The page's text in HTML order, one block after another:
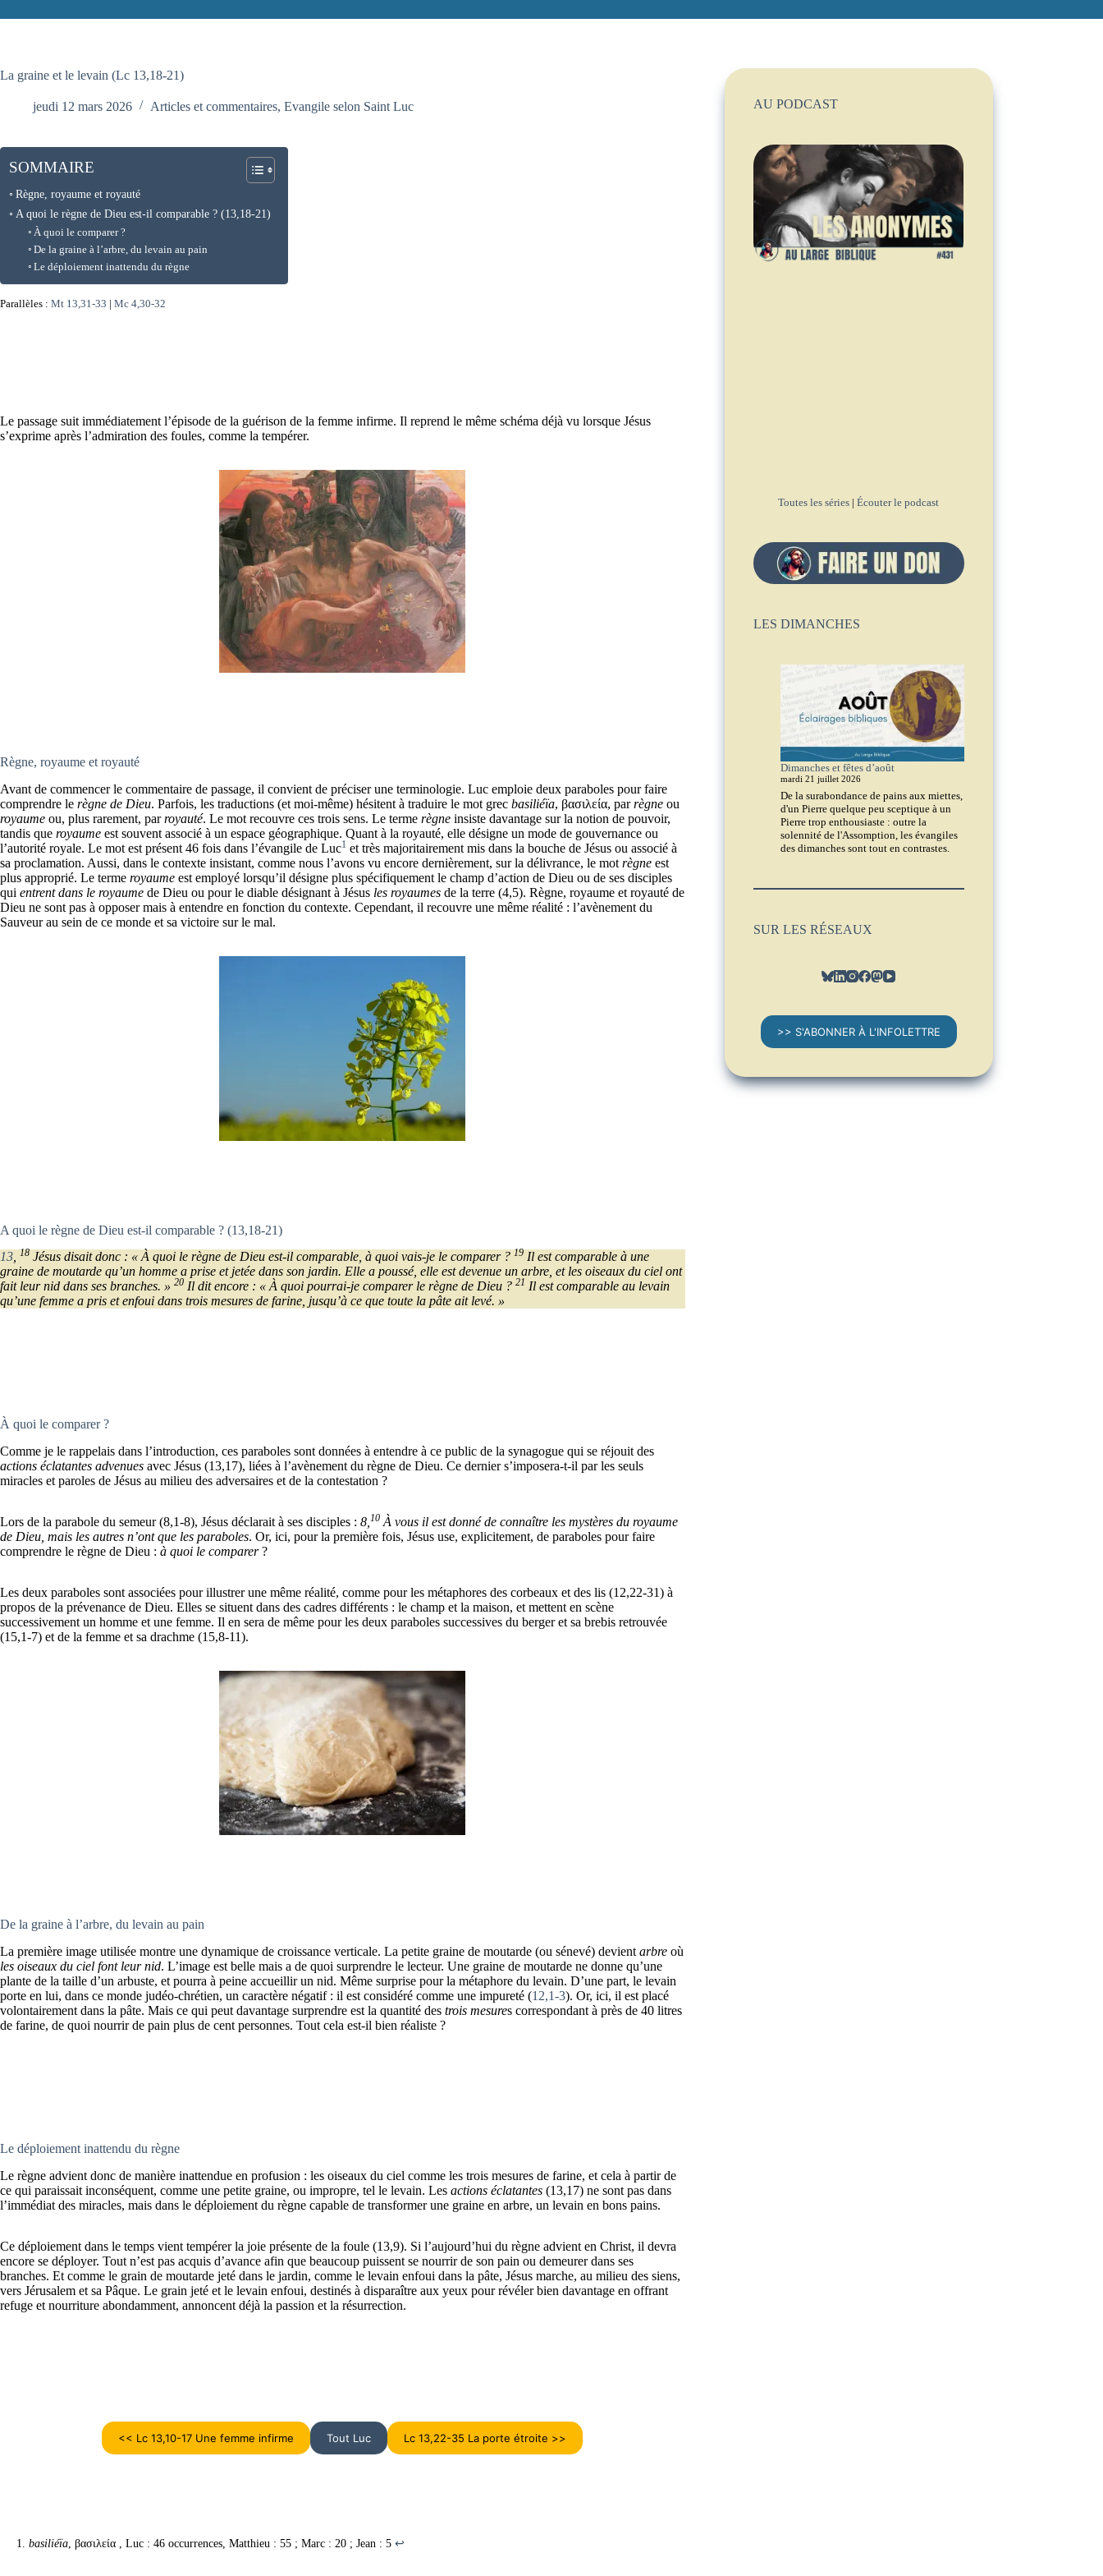
La graine et le levain (Lc 13,18-21)
jeudi 12 mars 2026 Articles et commentaires, Evangile selon Saint Luc
SOMMAIRE
Règne, royaume et royauté
A quoi le règne de Dieu est-il comparable ? (13,18-21)
À quoi le comparer ?
De la graine à l’arbre, du levain au pain
Le déploiement inattendu du règne
Parallèles : Mt 13,31-33 | Mc 4,30-32
Le passage suit immédiatement l’épisode de la guérison de la femme infirme. Il reprend le même schéma déjà vu lorsque Jésus
s’exprime après l’admiration des foules, comme la tempérer.
Règne, royaume et royauté
Avant de commencer le commentaire de passage, il convient de préciser une terminologie. Luc emploie deux paraboles pour faire
comprendre le règne de Dieu. Parfois, les traductions (et moi-même) hésitent à traduire le mot grec basiliéïa, βασιλεία, parrègne ou
royaume ou, plus rarement, parroyauté. Le mot recouvre ces trois sens. Le terme règne insiste davantage sur la notion de pouvoir,
tandis que royaume est souvent associé à un espace géographique. Quant à la royauté, elle désigne un mode de gouvernance ou
l’autorité royale. Le mot est présent 46 fois dans l’évangile de Luc1 et très majoritairement mis dans la bouche de Jésus ou associé à
sa proclamation. Aussi, dans le contexte insistant, comme nous l’avons vu encore dernièrement, sur la délivrance, le mot règne est
plus approprié. Le terme royaume est employé lorsqu’il désigne plus spécifiquement le champ d’action de Dieu ou de ses disciples
qui entrent dans le royaume de Dieu ou pour le diable désignant à Jésus les royaumes de la terre (4,5). Règne, royaume et royauté de
Dieu ne sont pas à opposer mais à entendre en fonction du contexte. Cependant, il recouvre une même réalité : l’avènement du
Sauveur au sein de ce monde et sa victoire sur le mal.
A quoi le règne de Dieu est-il comparable ? (13,18-21)
13 18 Jésus disait donc : « À quoi le règne de Dieu est-il comparable, à quoi vais-je le comparer ? 19 Il est comparable à une
graine de moutarde qu’un homme a prise et jetée dans son jardin. Elle a poussé, elle est devenue un arbre, et les oiseaux du ciel ont
fait leur nid dans ses branches. » 20 Il dit encore : « À quoi pourrai-je comparer le règne de Dieu ? 21 Il est comparable au levain
qu’une femme a pris et enfoui dans trois mesures de farine, jusqu’à ce que toute la pâte ait levé. »
À quoi le comparer ?
Comme je le rappelais dans l’introduction, ces paraboles sont données à entendre à ce public de la synagogue qui se réjouit des
actions éclatantes advenues avec Jésus (13,17), liées à l’avènement du règne de Dieu. Ce dernier s’imposera-t-il par les seuls
miracles et paroles de Jésus au milieu des adversaires et de la contestation ?
Lors de la parabole du semeur (8,1-8), Jésus déclarait à ses disciples : 8, 10 À vous il est donné de connaître les mystères du royaume
de Dieu, mais les autres n’ont que les paraboles. Or, ici, pour la première fois, Jésus use, explicitement, de paraboles pour faire
comprendre le règne de Dieu : à quoi le comparer?
Les deux paraboles sont associées pour illustrer une même réalité, comme pour les métaphores des corbeaux et des lis (12,22-31) à
propos de la prévenance de Dieu. Elles se situent dans des cadres différents : le champ et la maison, et mettent en scène
successivement un homme et une femme. Il en sera de même pour les deux paraboles successives du berger et sa brebis retrouvée
(15,1-7) et de la femme et sa drachme (15,8-11).
De la graine à l’arbre, du levain au pain
La première image utilisée montre une dynamique de croissance verticale. La petite graine de moutarde (ou sénevé) devient arbre où
les oiseaux du ciel font leur nid. L’image est belle mais a de quoi surprendre le lecteur. Une graine de moutarde ne donne qu’une
plante de la taille d’un arbuste, et pourra à peine accueillir un nid. Même surprise pour la métaphore du levain. D’une part, le levain
porte en lui, dans ce monde judéo-chrétien, un caractère négatif : il est considéré comme une impureté (12,1-3). Or, ici, il est placé
volontairement dans la pâte. Mais ce qui peut davantage surprendre est la quantité des trois mesures correspondant à près de 40 litres
de farine, de quoi nourrir de pain plus de cent personnes. Tout cela est-il bien réaliste ?
Le déploiement inattendu du règne
Le règne advient donc de manière inattendue en profusion : les oiseaux du ciel comme les trois mesures de farine, et cela à partir de
ce qui paraissait inconséquent, comme une petite graine, ou impropre, tel le levain. Les actions éclatantes (13,17) ne sont pas dans
l’immédiat des miracles, mais dans le déploiement du règne capable de transformer une graine en arbre, un levain en bons pains.
Ce déploiement dans le temps vient tempérer la joie présente de la foule (13,9). Si l’aujourd’hui du règne advient en Christ, il devra
encore se déployer. Tout n’est pas acquis d’avance afin que beaucoup puissent se nourrir de son pain ou demeurer dans ses
branches. Et comme le grain de moutarde jeté dans le jardin, comme le levain enfoui dans la pâte, Jésus marche, au milieu des siens,
vers Jérusalem et sa Pâque. Le grain jeté et le levain enfoui, destinés à disparaître aux yeux pour révéler bien davantage en offrant
refuge et nourriture abondamment, annoncent déjà la passion et la résurrection.
<< Lc 13,10-17 Une femme infirme Tout Luc Lc 13,22-35 La porte étroite >>
basiliéïa , βασιλεία , Luc : 46 occurrences, Matthieu : 55 ; Marc : 20 ; Jean : 5 ↩︎
AU PODCAST
Toutes les séries |Écouter le podcast
LES DIMANCHES
Dimanches et fêtes d’août
mardi 21 juillet 2026
De la surabondance de pains aux miettes,
d'un Pierre quelque peu sceptique à un
Pierre trop enthousiaste : outre la
solennité de l'Assomption, les évangiles
des dimanches sont tout en contrastes.
SUR LES RÉSEAUX
>> S'ABONNER À L'INFOLETTRE